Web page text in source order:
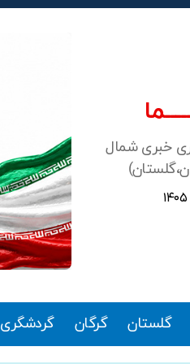
خبری شمال
گلستان گرگان گردشگری